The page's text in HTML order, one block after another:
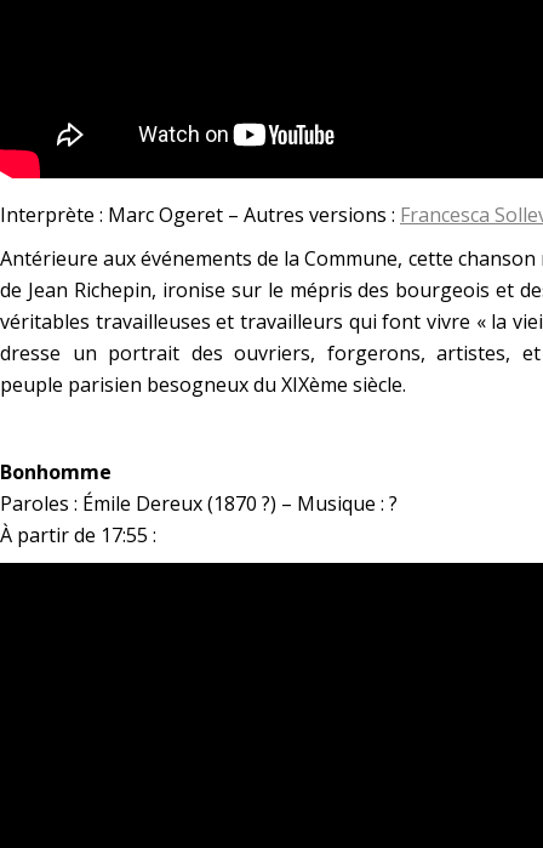
Interprète : Marc Ogeret – Autres versions : Francesca
Antérieure aux événements de la Commune, cette
de Jean Richepin, ironise sur le mépris des bourgeois et
véritables travailleuses et travailleurs qui font vivre « la
dresse un portrait des ouvriers, forgerons, artistes,
peuple parisien besogneux du XIXème siècle.
Bonhomme
Paroles : Émile Dereux (1870 ?) – Musique : ?
À partir de 17:55 :